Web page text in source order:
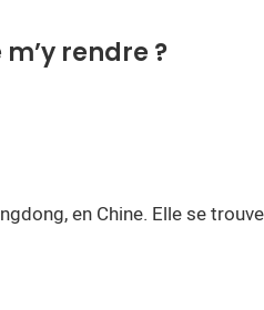
rendre ?
en Chine. Elle se